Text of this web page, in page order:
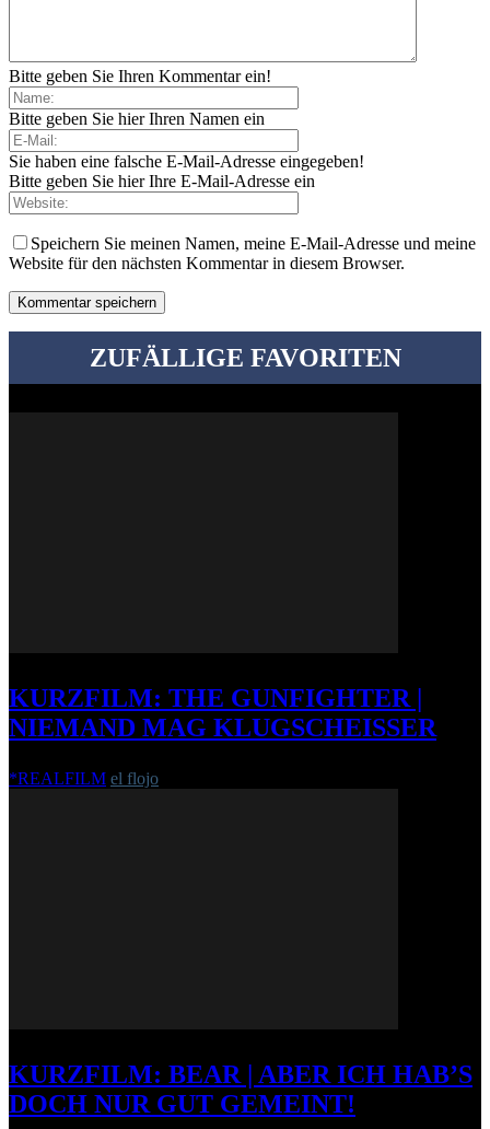
Bitte geben Sie Ihren Kommentar ein!
Bitte geben Sie hier Ihren Namen ein
Sie haben eine falsche E-Mail-Adresse eingegeben!
Bitte geben Sie hier Ihre E-Mail-Adresse ein
Speichern Sie meinen Namen, meine E-Mail-Adresse und meine
Website für den nächsten Kommentar in diesem Browser.
ZUFÄLLIGE FAVORITEN
KURZFILM: THE GUNFIGHTER |
NIEMAND MAG KLUGSCHEISSER
*REALFILM el flojo
KURZFILM: BEAR | ABER ICH HAB’S
DOCH NUR GUT GEMEINT!